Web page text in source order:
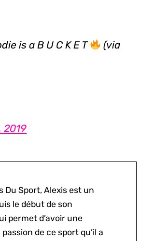
is a B U C K E T
(via
2019
Du Sport, Alexis est un
le début de son
permet d’avoir une
de ce sport qu’il a